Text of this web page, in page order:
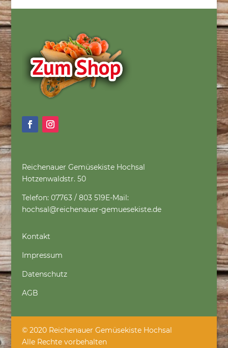
Reichenauer Gemüsekiste Hochsal
Hotzenwaldstr. 50
Telefon: 07763 / 803 519E-Mail:
hochsal@reichenauer-gemuesekiste.de
Kontakt
Impressum
Datenschutz
AGB
© 2020 Reichenauer Gemüsekiste Hochsal
Alle Rechte vorbehalten